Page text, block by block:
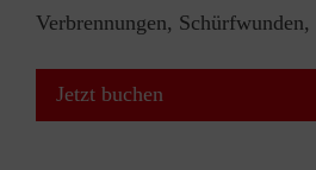
Verbrennungen,
Jetzt buchen